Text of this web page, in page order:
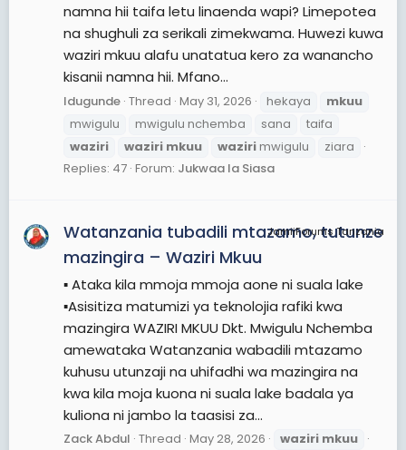
namna hii taifa letu linaenda wapi? Limepotea
na shughuli za serikali zimekwama. Huwezi kuwa
waziri mkuu alafu unatatua kero za wanancho
kisanii namna hii. Mfano...
Idugunde Thread May 31, 2026 hekaya
mkuu
mwigulu
mwigulu nchemba sana
taifa
waziri
waziri mkuu wazirimwigulu
ziara
Replies: 47 Forum: Jukwaa la Siasa
JamiiForums Tanzania
Watanzania tubadili mtazamo, tutunze
mazingira – Waziri Mkuu
▪︎ Ataka kila mmoja mmoja aone ni suala lake
▪︎Asisitiza matumizi ya teknolojia rafiki kwa
mazingira WAZIRI MKUU Dkt. Mwigulu Nchemba
amewataka Watanzania wabadili mtazamo
kuhusu utunzaji na uhifadhi wa mazingira na
kwa kila moja kuona ni suala lake badala ya
kuliona ni jambo la taasisi za...
Zack Abdul Thread May 28, 2026 waziri mkuu